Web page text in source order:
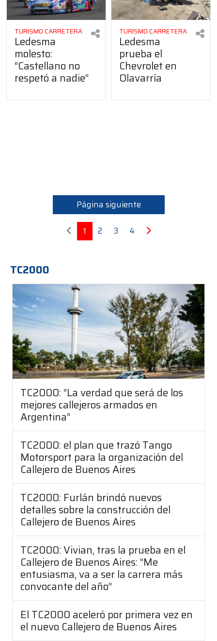
TURISMO CARRETERA
Ledesma
molesto:
“Castellano no
respetó a nadie”
TURISMO CARRETERA
Ledesma
prueba el
Chevrolet en
Olavarría
Página siguiente
1 2 3 4
TC2000
TC2000: “La verdad que será de los
mejores callejeros armados en
Argentina”
TC2000: el plan que trazó Tango
Motorsport para la organización del
Callejero de Buenos Aires
TC2000: Furlán brindó nuevos
detalles sobre la construcción del
Callejero de Buenos Aires
TC2000: Vivian, tras la prueba en el
Callejero de Buenos Aires: “Me
entusiasma, va a ser la carrera más
convocante del año”
El TC2000 aceleró por primera vez en
el nuevo Callejero de Buenos Aires